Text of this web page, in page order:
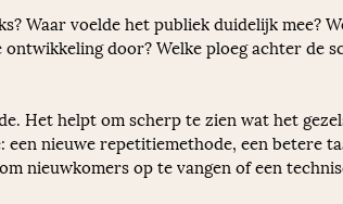
Waar voelde het publiek duidelijk mee?
door? Welke ploeg achter de
Het helpt om scherp te zien wat het
nieuwe repetitiemethode, een betere
nieuwkomers op te vangen of een